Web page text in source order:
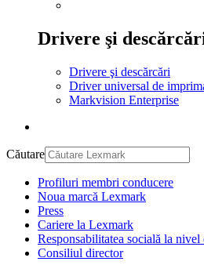
Drivere şi
Drivere şi descărcări
Driver universal de
Markvision Enterprise
Căutare
Profiluri membri conducere
Noua marcă Lexmark
Press
Cariere la Lexmark
Responsabilitatea socială la
Consiliul director